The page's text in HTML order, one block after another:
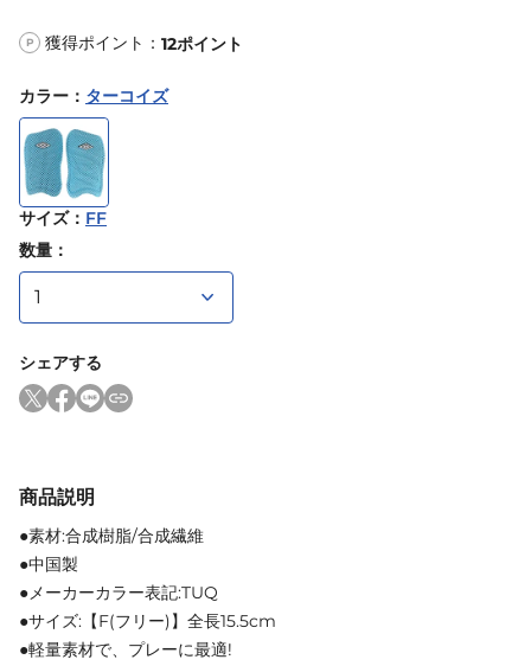
P 獲得ポイント： 12ポイント
カラー ： ターコイズ
サイズ： FF
数量：
シェアする
商品説明
●素材:合成樹脂/合成繊維
●中国製
●メーカーカラー表記:TUQ
●サイズ:【F(フリー)】全長15.5cm
●軽量素材で、プレーに最適!